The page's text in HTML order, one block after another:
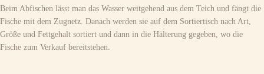
Beim Abfischen lässt man das Wasser weitgehend aus dem Teich und fängt die
Fische mit dem Zugnetz. Danach werden sie auf dem Sortiertisch nach Art,
Größe und Fettgehalt sortiert und dann in die Hälterung gegeben, wo die
Fische zum Verkauf bereitstehen.